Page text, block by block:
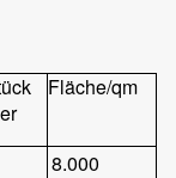
Fläche/qm
8.000